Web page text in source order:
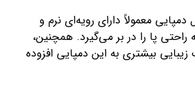
دمپایی معمولاً دارای رویه‌ای نرم و
پا را در بر می‌گیرد. همچنین،
بیشتری به این دمپایی افزوده